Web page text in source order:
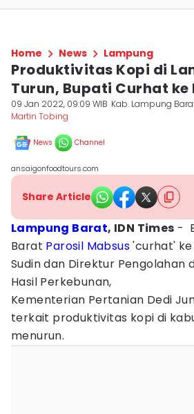
Home News Lampung
Produktivitas Kopi di
Turun, Bupati Curhat ke
09 Jan 2022, 09:09 WIB Kab. Lampung
Martin Tobing
News Channel
ansaigonfoodtours.com
Share Article
Lampung Barat, IDN Times -
Barat Parosil Mabsus'curhat' ke
Sudin dan Direktur Pengolahan
Hasil Perkebunan,
Kementerian Pertanian Dedi
terkait produktivitas kopi di
menurun.